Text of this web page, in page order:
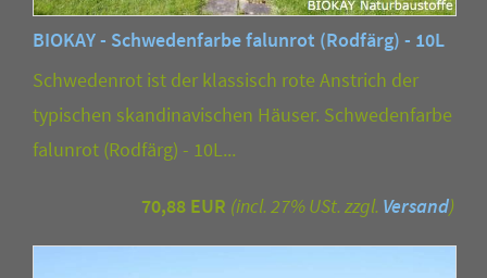
BIOKAY - Schwedenfarbe falunrot (Rodfärg) - 10L
Schwedenrot ist der klassisch rote Anstrich der
typischen skandinavischen Häuser. Schwedenfarbe
falunrot (Rodfärg) - 10L...
70,88 EUR (incl. 27% USt. zzgl. Versand)